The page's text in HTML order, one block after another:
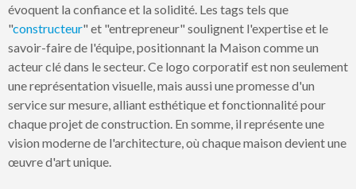
évoquent la confiance et la solidité. Les tags tels que
"constructeur" et "entrepreneur" soulignent l'expertise et le
savoir-faire de l'équipe, positionnant la Maison comme un
acteur clé dans le secteur. Ce logo corporatif est non seulement
une représentation visuelle, mais aussi une promesse d'un
service sur mesure, alliant esthétique et fonctionnalité pour
chaque projet de construction. En somme, il représente une
vision moderne de l'architecture, où chaque maison devient une
œuvre d'art unique.